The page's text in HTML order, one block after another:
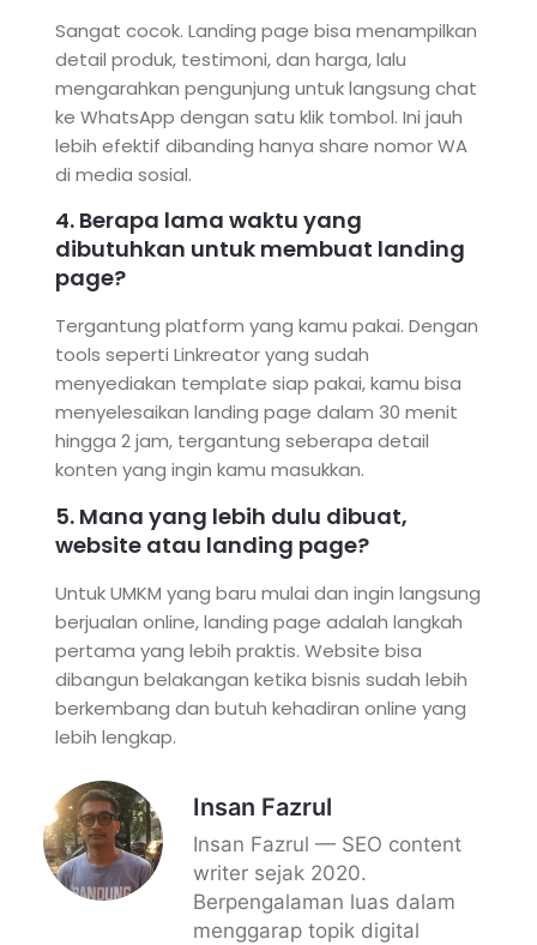
Sangat cocok. Landing page bisa menampilkan
detail produk, testimoni, dan harga, lalu
mengarahkan pengunjung untuk langsung chat
ke WhatsApp dengan satu klik tombol. Ini jauh
lebih efektif dibanding hanya share nomor WA
di media sosial.
4. Berapa lama waktu yang
dibutuhkan untuk membuat landing
page?
Tergantung platform yang kamu pakai. Dengan
tools seperti Linkreator yang sudah
menyediakan template siap pakai, kamu bisa
menyelesaikan landing page dalam 30 menit
hingga 2 jam, tergantung seberapa detail
konten yang ingin kamu masukkan.
5. Mana yang lebih dulu dibuat,
website atau landing page?
Untuk UMKM yang baru mulai dan ingin langsung
berjualan online, landing page adalah langkah
pertama yang lebih praktis. Website bisa
dibangun belakangan ketika bisnis sudah lebih
berkembang dan butuh kehadiran online yang
lebih lengkap.
Insan Fazrul
Insan Fazrul — SEO content
writer sejak 2020.
Berpengalaman luas dalam
menggarap topik digital